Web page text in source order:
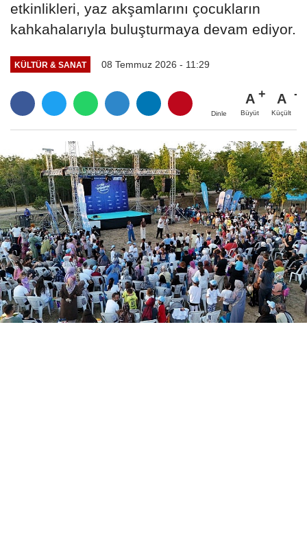
etkinlikleri, yaz akşamlarını çocukların
kahkahalarıyla buluşturmaya devam ediyor.
KÜLTÜR & SANAT 08 Temmuz 2026 - 11:29
Dinle
A
Büyüt
A
Küçült